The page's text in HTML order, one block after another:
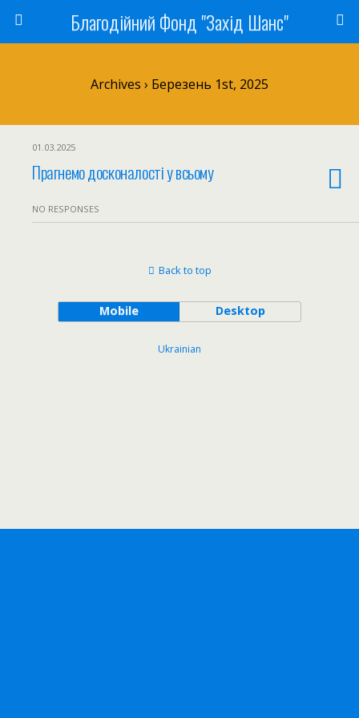
Благодійний Фонд "Захід Шанс"
Archives › Березень 1st, 2025
01.03.2025
Прагнемо досконалості у всьому
NO RESPONSES
Back to top
Mobile Desktop
Ukrainian